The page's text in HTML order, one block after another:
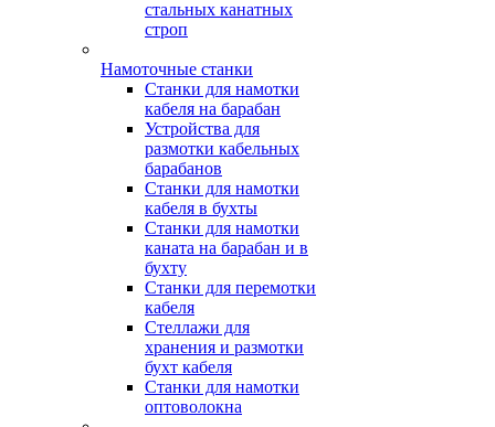
стальных канатных
строп
Намоточные станки
Станки для намотки
кабеля на барабан
Устройства для
размотки кабельных
барабанов
Станки для намотки
кабеля в бухты
Станки для намотки
каната на барабан и в
бухту
Станки для перемотки
кабеля
Стеллажи для
хранения и размотки
бухт кабеля
Станки для намотки
оптоволокна